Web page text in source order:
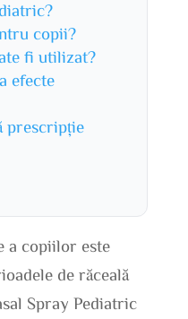
copii?
fi utilizat?
efecte
prescripție
a copiilor este
de răceală
Spray Pediatric